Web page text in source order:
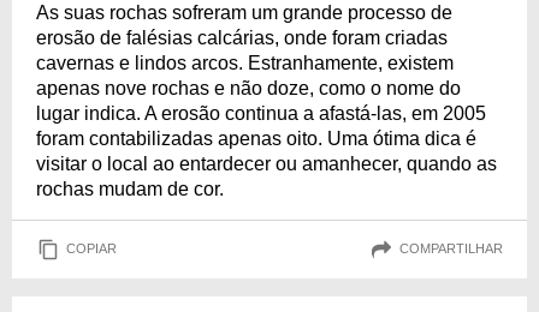
As suas rochas sofreram um grande processo de
erosão de falésias calcárias, onde foram criadas
cavernas e lindos arcos. Estranhamente, existem
apenas nove rochas e não doze, como o nome do
lugar indica. A erosão continua a afastá-las, em 2005
foram contabilizadas apenas oito. Uma ótima dica é
visitar o local ao entardecer ou amanhecer, quando as
rochas mudam de cor.
COPIAR COMPARTILHAR